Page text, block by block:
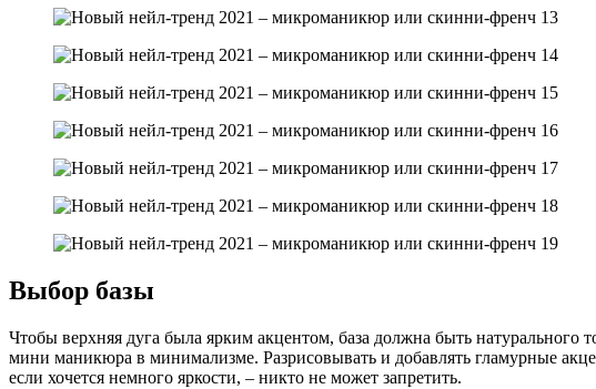
Выбор базы
Чтобы верхняя дуга была ярким акцентом, база должна быть натурального
мини маникюра в минимализме. Разрисовывать и добавлять гламурные
если хочется немного яркости, – никто не может запретить.